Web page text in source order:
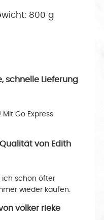
800 g
schnelle Lieferung
Go Express
Qualitätvon Edith
ich schon öfter
wieder kaufen.
volker rieke